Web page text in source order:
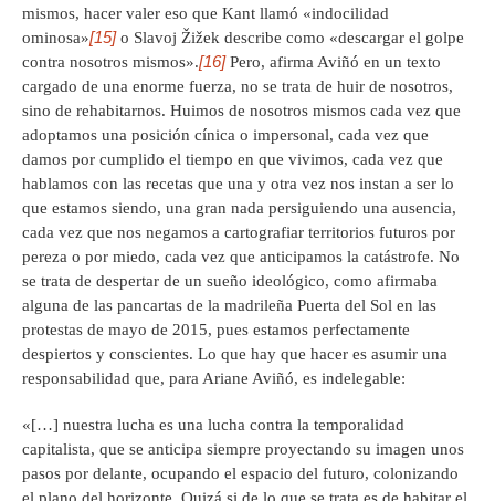
mismos, hacer valer eso que Kant llamó «indocilidad
ominosa»[15]o Slavoj Žižek describe como «descargar el golpe
contra nosotros mismos».[16]Pero, afirma Aviñó en un texto
cargado de una enorme fuerza, no se trata de huir de nosotros,
sino de rehabitarnos. Huimos de nosotros mismos cada vez que
adoptamos una posición cínica o impersonal, cada vez que
damos por cumplido el tiempo en que vivimos, cada vez que
hablamos con las recetas que una y otra vez nos instan a ser lo
que estamos siendo, una gran nada persiguiendo una ausencia,
cada vez que nos negamos a cartografiar territorios futuros por
pereza o por miedo, cada vez que anticipamos la catástrofe. No
se trata de despertar de un sueño ideológico, como afirmaba
alguna de las pancartas de la madrileña Puerta del Sol en las
protestas de mayo de 2015, pues estamos perfectamente
despiertos y conscientes. Lo que hay que hacer es asumir una
responsabilidad que, para Ariane Aviñó, es indelegable:
«[…] nuestra lucha es una lucha contra la temporalidad
capitalista, que se anticipa siempre proyectando su imagen unos
pasos por delante, ocupando el espacio del futuro, colonizando